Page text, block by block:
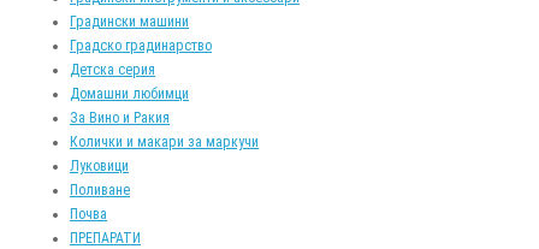
Градински машини
Градско градинарство
Детска серия
Домашни любимци
За Вино и Ракия
Колички и макари за маркучи
Луковици
Поливане
Почва
ПРЕПАРАТИ